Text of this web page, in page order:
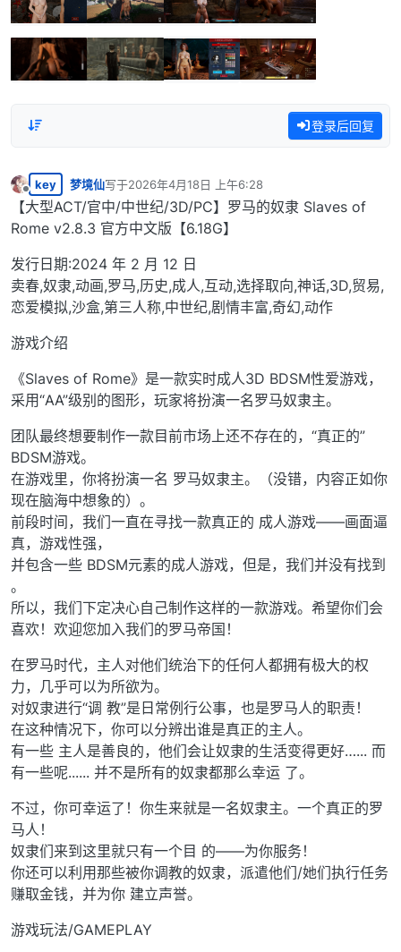
登录后回复
离线
key 梦境仙写于2026年4月18日 上午6:28
最后由 编辑
【大型ACT/官中/中世纪/3D/PC】罗马的奴隶 Slaves of
Rome v2.8.3 官方中文版【6.18G】
发行日期:2024 年 2 月 12 日
卖春,奴隶,动画,罗马,历史,成人,互动,选择取向,神话,3D,贸易,
恋爱模拟,沙盒,第三人称,中世纪,剧情丰富,奇幻,动作
游戏介绍
《Slaves of Rome》是一款实时成人3D BDSM性爱游戏，
采用“AA”级别的图形，玩家将扮演一名罗马奴隶主。
团队最终想要制作一款目前市场上还不存在的，“真正的”
BDSM游戏。
在游戏里，你将扮演一名 罗马奴隶主。（没错，内容正如你
现在脑海中想象的）。
前段时间，我们一直在寻找一款真正的 成人游戏——画面逼
真，游戏性强，
并包含一些 BDSM元素的成人游戏，但是，我们并没有找到
。
所以，我们下定决心自己制作这样的一款游戏。希望你们会
喜欢！欢迎您加入我们的罗马帝国！
在罗马时代，主人对他们统治下的任何人都拥有极大的权
力，几乎可以为所欲为。
对奴隶进行“调 教”是日常例行公事，也是罗马人的职责！
在这种情况下，你可以分辨出谁是真正的主人。
有一些 主人是善良的，他们会让奴隶的生活变得更好…... 而
有一些呢...... 并不是所有的奴隶都那么幸运 了。
不过，你可幸运了！你生来就是一名奴隶主。一个真正的罗
马人！
奴隶们来到这里就只有一个目 的——为你服务！
你还可以利用那些被你调教的奴隶，派遣他们/她们执行任务
赚取金钱，并为你 建立声誉。
游戏玩法/GAMEPLAY